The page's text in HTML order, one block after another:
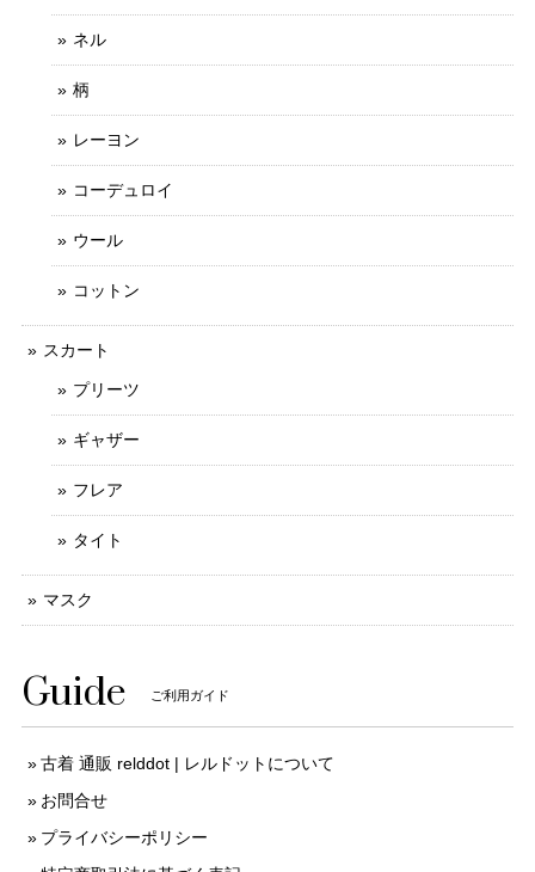
ネル
柄
レーヨン
コーデュロイ
ウール
コットン
スカート
プリーツ
ギャザー
フレア
タイト
マスク
Guide ご利用ガイド
古着 通販 relddot | レルドットについて
お問合せ
プライバシーポリシー